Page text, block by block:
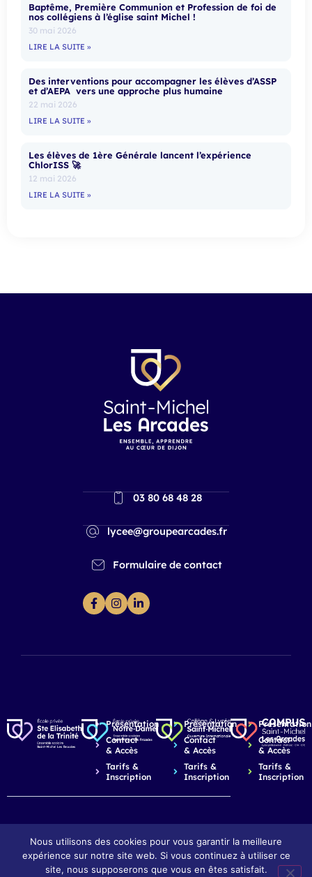
Baptême, Première Communion et Profession de foi de
nos collégiens à l’église saint Michel !
30 mai 2026
LIRE LA SUITE »
Des interventions pour accompagner les élèves d’ASSP
et d’AEPA vers une approche plus humaine
22 mai 2026
LIRE LA SUITE »
Les élèves de 1ère Générale lancent l’expérience
ChlorISS 🚀
12 mai 2026
LIRE LA SUITE »
03 80 68 48 28
lycee@groupearcades.fr
Formulaire de contact
Présentation
Contact
& Accès
Tarifs &
Inscription
Présentation
Contact
& Accès
Tarifs &
Inscription
Présentation
Contact
& Accès
Tarifs &
Inscription
© 2026 Saint-Michel Les Arcades - Dijon Mentions légales
Réalisation : Ekole.fr
Nous utilisons des cookies pour vous garantir la meilleure
expérience sur notre site web. Si vous continuez à utiliser ce
site, nous supposerons que vous en êtes satisfait.